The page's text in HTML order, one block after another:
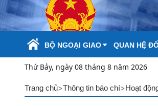
Skip to Main Content
BỘ NGOẠI GIAO QUAN HỆ
Thứ Bảy, ngày 08 tháng 8 năm 2026
Trang chủ>Thông tin báo chí>Hoạt